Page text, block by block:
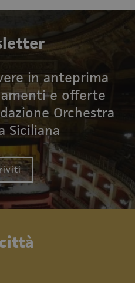
in anteprima
e offerte
Orchestra
Siciliana